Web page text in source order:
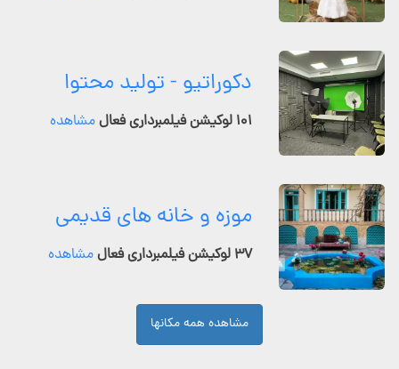
دکوراتیو - تولید محتوا
۱۰۱ لوکیشن فیلمبرداری فعال مشاهده
موزه و خانه های قدیمی
۳۷ لوکیشن فیلمبرداری فعال مشاهده
مشاهده همه مکانها